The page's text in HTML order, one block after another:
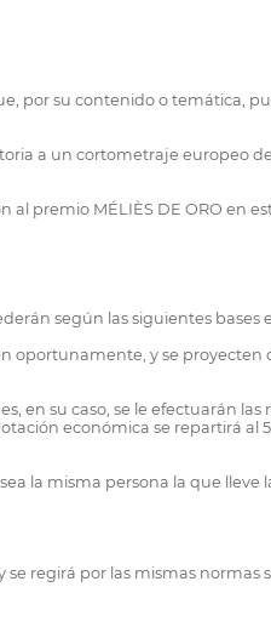
por su contenido o temática,
a un cortometraje europeo
al premio MÉLIÈS DE ORO en
según las siguientes bases
oportunamente, y se proyecten
en su caso, se le efectuarán
económica se repartirá al
la misma persona la que lleve
regirá por las mismas normas